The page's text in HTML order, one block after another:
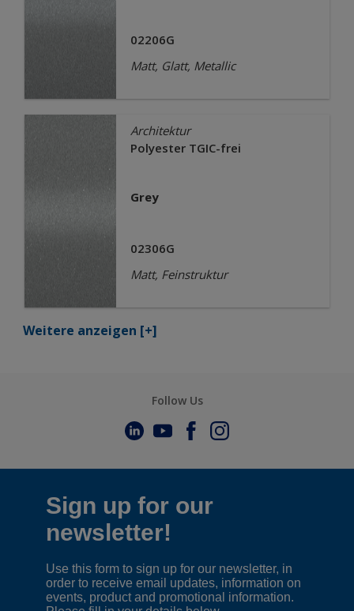
02206G
Matt, Glatt, Metallic
Architektur
Polyester TGIC-frei
Grey
02306G
Matt, Feinstruktur
Weitere anzeigen [+]
Follow Us